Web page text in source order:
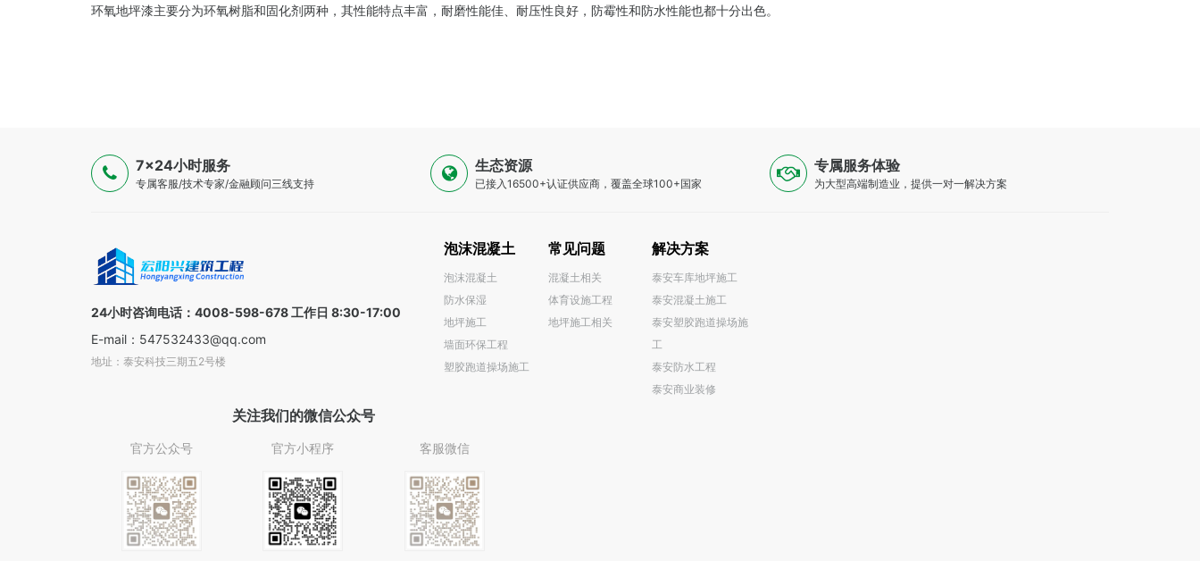
环氧地坪漆主要分为环氧树脂和固化剂两种，其性能特点丰富，耐磨性能佳、耐压性良好，防霉性和防水性能也都十分出色。
7×24小时服务
专属客服/技术专家/金融顾问三线支持
生态资源
已接入16500+认证供应商，覆盖全球100+国家
专属服务体验
为大型高端制造业，提供一对一解决方案
24小时咨询电话：4008-598-678 工作日 8:30-17:00
E-mail：547532433@qq.com
地址：泰安科技三期五2号楼
泡沫混凝土
泡沫混凝土
防水保湿
地坪施工
墙面环保工程
塑胶跑道操场施工
常见问题
混凝土相关
体育设施工程
地坪施工相关
解决方案
泰安车库地坪施工
泰安混凝土施工
泰安塑胶跑道操场施
工
泰安防水工程
泰安商业装修
关注我们的微信公众号
官方公众号 官方小程序 客服微信